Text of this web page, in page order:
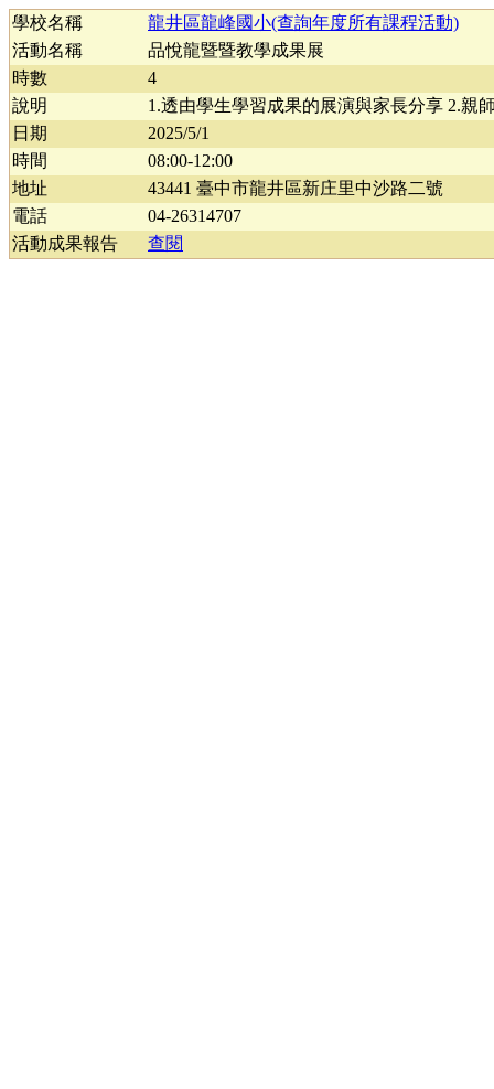
學校名稱
龍井區龍峰國小(查詢年度所有課程活動)
活動名稱
品悅龍暨暨教學成果展
時數
4
說明
1.透由學生學習成果的展演與家長分享 2.親
日期
2025/5/1
時間
08:00-12:00
地址
43441 臺中市龍井區新庄里中沙路二號
電話
04-26314707
活動成果報告
查閱